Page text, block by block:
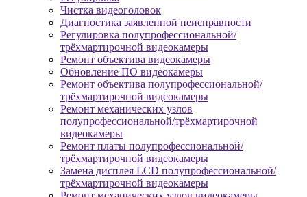
Чистка видеоголовок
Диагностика заявленной неисправности
Регулировка полупрофессиональной/
трёхмартирочной видеокамеры
Ремонт объектива видеокамеры
Обновление ПО видеокамеры
Ремонт объектива полупрофессиональной/
трёхмартирочной видеокамеры
Ремонт механических узлов
полупрофессиональной/трёхмартирочной
видеокамеры
Ремонт платы полупрофессиональной/
трёхмартирочной видеокамеры
Замена дисплея LCD полупрофессиональной/
трёхмартирочной видеокамеры